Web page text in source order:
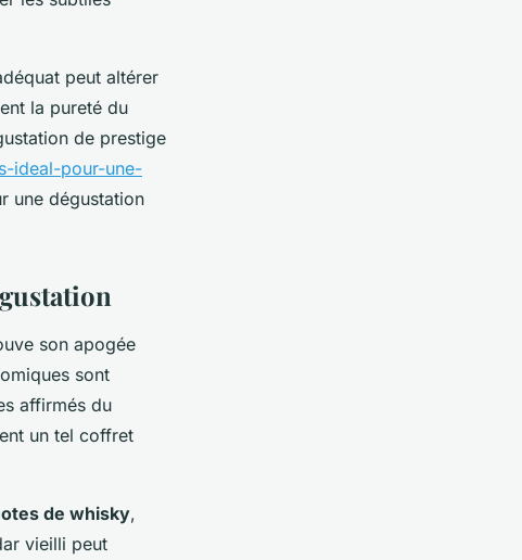
peut altérer
la pureté du
de prestige
ideal-pour-une-
une dégustation
son apogée
sont
affirmés du
un tel coffret
de whisky,
vieilli peut